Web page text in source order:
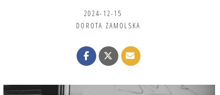
2024-12-15
DOROTA ZAMOLSKA